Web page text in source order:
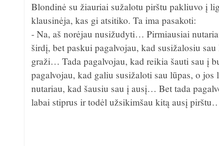
Blondinė su žiauriai sužalotu pirštu pakliuvo į
klausinėja, kas gi atsitiko. Ta ima pasakoti:
- Na, aš norėjau nusižudyti… Pirmiausiai
širdį, bet paskui pagalvojau, kad susižalosiu
graži… Tada pagalvojau, kad reikia šauti sau į
pagalvojau, kad galiu susižaloti sau lūpas, o
nutariau, kad šausiu sau į ausį… Bet tada
labai stiprus ir todėl užsikimšau kitą ausį